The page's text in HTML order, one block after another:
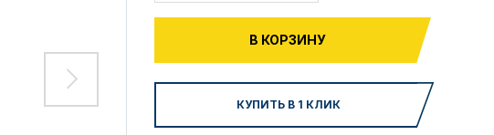
В КОРЗИНУ
КУПИТЬ В 1 КЛИК